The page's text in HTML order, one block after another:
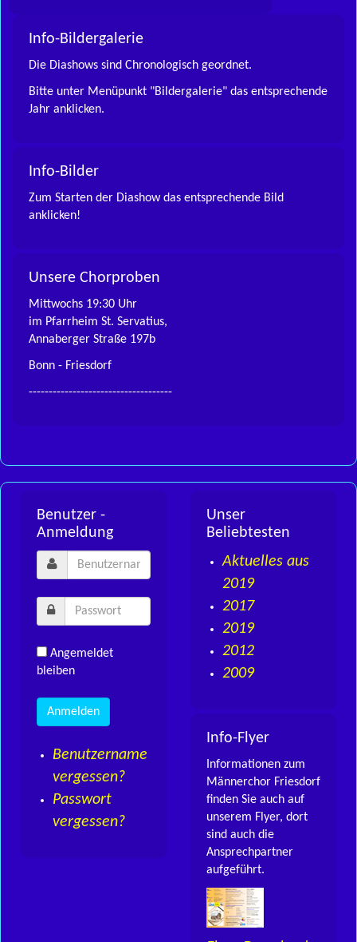
Info-Bildergalerie
Die Diashows sind Chronologisch geordnet.
Bitte unter Menüpunkt "Bildergalerie" das entsprechende
Jahr anklicken.
Info-Bilder
Zum Starten der Diashow das entsprechende Bild
anklicken!
Unsere Chorproben
Mittwochs 19:30 Uhr
im Pfarrheim St. Servatius,
Annaberger Straße 197b
Bonn - Friesdorf
------------------------------------
Benutzer -
Anmeldung
Angemeldet
bleiben
Benutzername
vergessen?
Passwort
vergessen?
Unser
Beliebtesten
Aktuelles aus
2019
2017
2019
2012
2009
Info-Flyer
Informationen zum
Männerchor Friesdorf
finden Sie auch auf
unserem Flyer, dort
sind auch die
Ansprechpartner
aufgeführt.